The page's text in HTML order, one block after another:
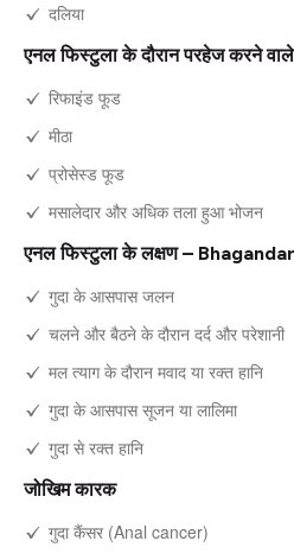
दलिया
एनल फिस्टुला के दौरान परहेज करने वाले
रिफाइंड फूड
मीठा
प्रोसेस्ड फूड
मसालेदार और अधिक तला हुआ भोजन
एनल फिस्टुला के लक्षण –
गुदा के आसपास जलन
चलने और बैठने के दौरान दर्द और परेशानी
मल त्याग के दौरान मवाद या रक्त हानि
गुदा के आसपास सूजन या लालिमा
गुदा से रक्त हानि
जोखिम कारक
गुदा कैंसर (Anal cancer)